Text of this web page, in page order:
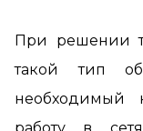
При решении
такой тип
необходимый